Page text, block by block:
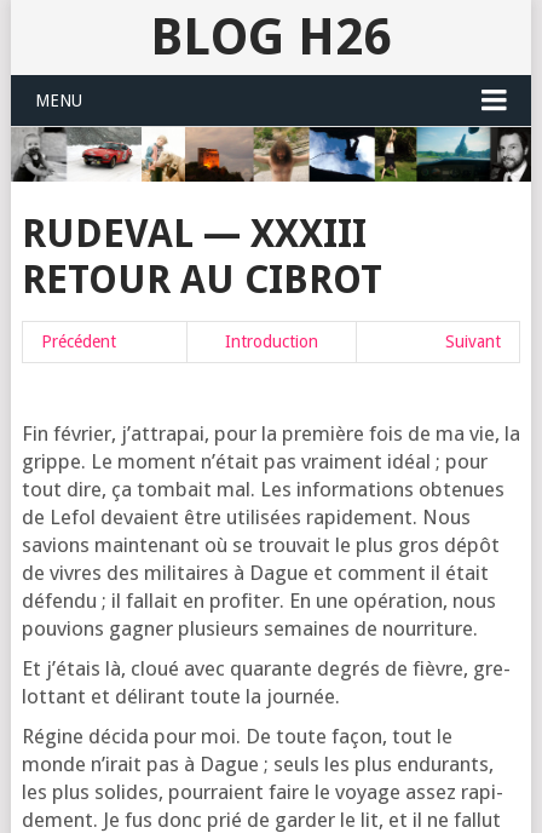
BLOG H26
MENU
RUDEVAL — XXXIII
RETOUR AU CIBROT
Pré­cé­dent Intro­duc­tion Sui­vant
Fin février, j’at­tra­pai, pour la pre­mière fois de ma vie, la
grippe. Le moment n’é­tait pas vrai­ment idéal ; pour
tout dire, ça tom­bait mal. Les infor­ma­tions obte­nues
de Lefol devaient être uti­li­sées rapi­de­ment. Nous
savions main­te­nant où se trou­vait le plus gros dépôt
de vivres des mili­taires à Dague et com­ment il était
défen­du ; il fal­lait en pro­fi­ter. En une opé­ra­tion, nous
pou­vions gagner plu­sieurs semaines de nourriture.
Et j’é­tais là, cloué avec qua­rante degrés de fièvre, gre­
lot­tant et déli­rant toute la journée.
Régine déci­da pour moi. De toute façon, tout le
monde n’i­rait pas à Dague ; seuls les plus endu­rants,
les plus solides, pour­raient faire le voyage assez rapi­
de­ment. Je fus donc prié de gar­der le lit, et il ne fal­lut